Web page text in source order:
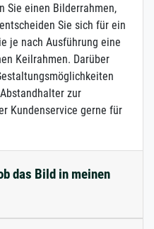
Sie einen Bilderrahmen,
Sie sich für ein
je nach Ausführung eine
Keilrahmen. Darüber
zur
Kundenservice gerne für
das Bild in meinen